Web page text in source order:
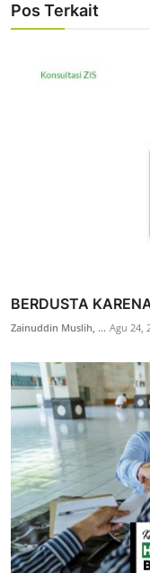
Pos Terkait
BERDUSTA
Zainuddin Muslih, ... Agu 24,